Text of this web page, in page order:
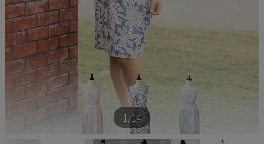
再入荷商品
アウトレット
サイズから探す
1 /14